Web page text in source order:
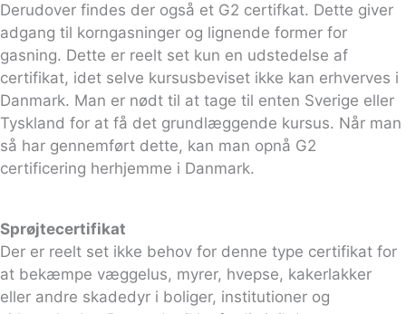
Derudover findes der også et G2 certifkat. Dette giver
adgang til korngasninger og lignende former for
gasning. Dette er reelt set kun en udstedelse af
certifikat, idet selve kursusbeviset ikke kan erhverves i
Danmark. Man er nødt til at tage til enten Sverige eller
Tyskland for at få det grundlæggende kursus. Når man
så har gennemført dette, kan man opnå G2
certificering herhjemme i Danmark.
Sprøjtecertifikat
Der er reelt set ikke behov for denne type certifikat for
at bekæmpe væggelus, myrer, hvepse, kakerlakker
eller andre skadedyr i boliger, institutioner og